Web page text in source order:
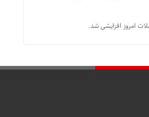
امروز افزایشی شد.